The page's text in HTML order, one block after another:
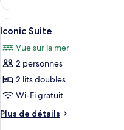
Pellicano
Suite
Afficher
toutes
les
photos
pour
ce
type
de
7
Iconic Suite
Vue sur la mer
2 personnes
2 lits doubles
Wi-Fi gratuit
Plus de détails
Plus